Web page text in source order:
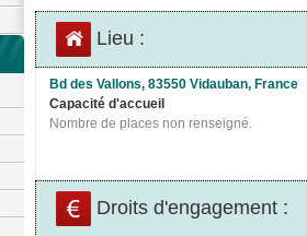
Lieu :
Bd des Vallons, 83550 Vidauban, France
Capacité d'accueil
Nombre de places non renseigné.
Droits d'engagement :